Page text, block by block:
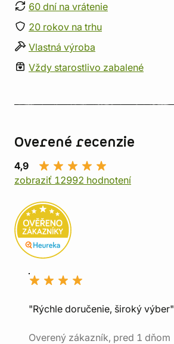
60 dní na vrátenie
20 rokov na trhu
Vlastná výroba
Vždy starostlivo zabalené
Overené recenzie
4,9
zobraziť 12992 hodnotení
"Rýchle doručenie, široký výber"
Overený zákazník, pred 1 dňom